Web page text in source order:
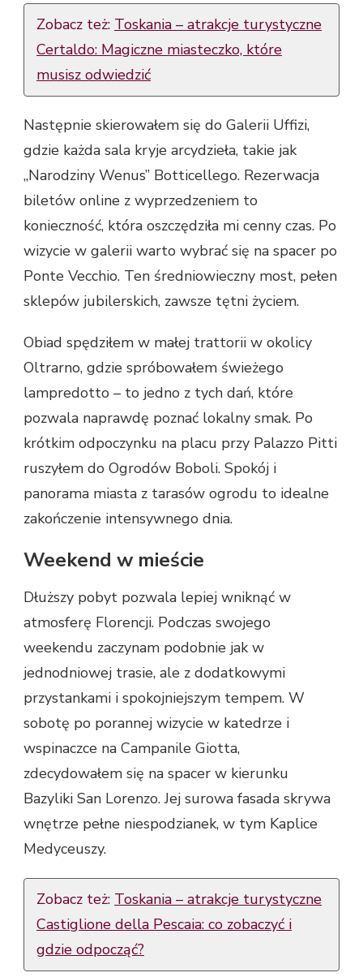
Zobacz też: Toskania – atrakcje turystyczne
Certaldo: Magiczne miasteczko, które
musisz odwiedzić
Następnie skierowałem się do Galerii Uffizi,
gdzie każda sala kryje arcydzieła, takie jak
„Narodziny Wenus” Botticellego. Rezerwacja
biletów online z wyprzedzeniem to
konieczność, która oszczędziła mi cenny czas. Po
wizycie w galerii warto wybrać się na spacer po
Ponte Vecchio. Ten średniowieczny most, pełen
sklepów jubilerskich, zawsze tętni życiem.
Obiad spędziłem w małej trattorii w okolicy
Oltrarno, gdzie spróbowałem świeżego
lampredotto – to jedno z tych dań, które
pozwala naprawdę poznać lokalny smak. Po
krótkim odpoczynku na placu przy Palazzo Pitti
ruszyłem do Ogrodów Boboli. Spokój i
panorama miasta z tarasów ogrodu to idealne
zakończenie intensywnego dnia.
Weekend w mieście
Dłuższy pobyt pozwala lepiej wniknąć w
atmosferę Florencji. Podczas swojego
weekendu zaczynam podobnie jak w
jednodniowej trasie, ale z dodatkowymi
przystankami i spokojniejszym tempem. W
sobotę po porannej wizycie w katedrze i
wspinaczce na Campanile Giotta,
zdecydowałem się na spacer w kierunku
Bazyliki San Lorenzo. Jej surowa fasada skrywa
wnętrze pełne niespodzianek, w tym Kaplice
Medyceuszy.
Zobacz też: Toskania – atrakcje turystyczne
Castiglione della Pescaia: co zobaczyć i
gdzie odpocząć?